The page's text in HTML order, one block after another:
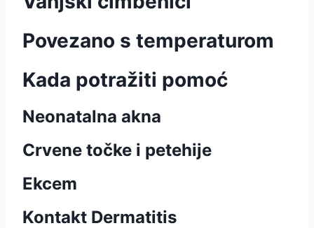
Povezano s temperaturom
Kada potražiti pomoć
Neonatalna akna
Crvene točke i petehije
Ekcem
Kontakt Dermatitis